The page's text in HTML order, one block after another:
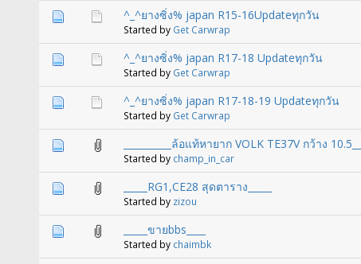
^_^ยางซิ่ง% japan R15-16Updateทุกวัน
Started by Get Carwrap
^_^ยางซิ่ง% japan R17-18 Updateทุกวัน
Started by Get Carwrap
^_^ยางซิ่ง% japan R17-18-19 Updateทุกวัน
Started by Get Carwrap
__________ล้อแท้หายาก VOLK TE37V กว้าง
Started by champ_in_car
_____RG1,CE28 สุดตาราง_____
Started by zizou
_____ขายbbs____
Started by chaimbk